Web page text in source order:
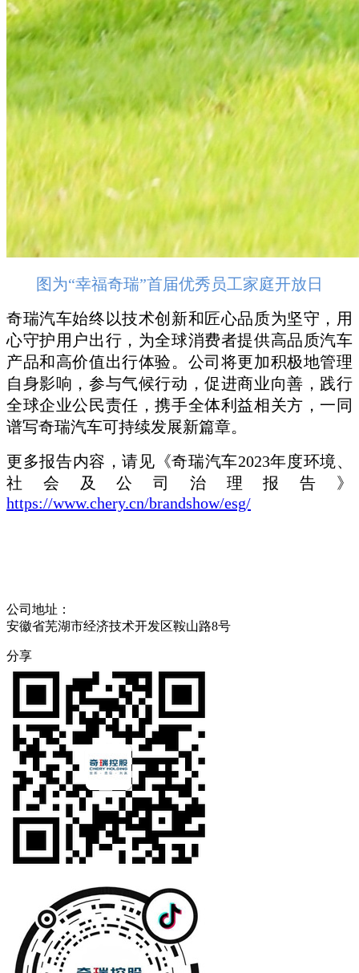
图为“幸福奇瑞”首届优秀员工家庭开放日
奇瑞汽车始终以技术创新和匠心品质为坚守，用
心守护用户出行，为全球消费者提供高品质汽车
产品和高价值出行体验。公司将更加积极地管理
自身影响，参与气候行动，促进商业向善，践行
全球企业公民责任，携手全体利益相关方，一同
谱写奇瑞汽车可持续发展新篇章。
更多报告内容，请见《奇瑞汽车2023年度环境、
社会及公司治理报告》
https://www.chery.cn/brandshow/esg/
公司地址：
安徽省芜湖市经济技术开发区鞍山路8号
分享